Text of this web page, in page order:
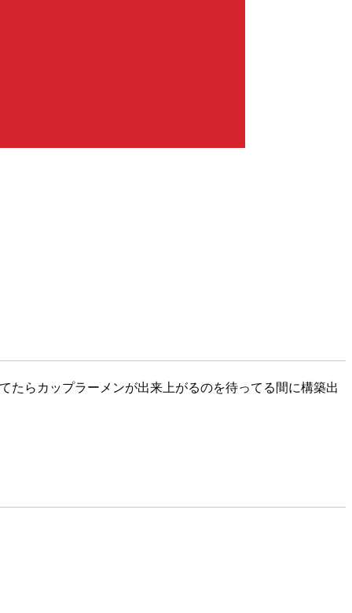
らカップラーメンが出来上がるのを待ってる間に構築出